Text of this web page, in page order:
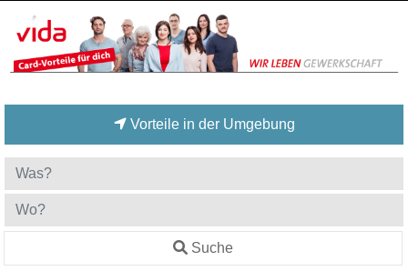
Vorteile in der Umgebung
Suche